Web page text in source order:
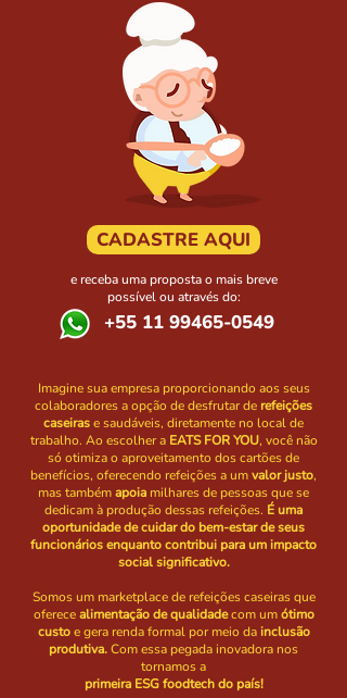
CADASTRE AQUI
e receba uma propostao mais breve
possível ou através do:
+55 11 99465-0549
Imagine sua empresa proporcionando aos seus
colaboradores a opção de desfrutar de refeições
caseirase saudáveis, diretamente no local de
trabalho. Ao escolher a EATS FOR YOU, você não
só otimiza o aproveitamento dos cartões de
benefícios, oferecendo refeições a umvalor justo,
mas tambémapoia milhares de pessoas que se
dedicam à produção dessas refeições. É uma
oportunidade de cuidar do bem-estar de seus
funcionários enquanto contribui para um impacto
social significativo.
Somos um marketplace de refeições caseiras que
oferecealimentação de qualidadecom umótimo
custoe gera renda formal por meio dainclusão
produtiva.Com essa pegada inovadora nos
tornamos a
primeira ESG foodtech do país!